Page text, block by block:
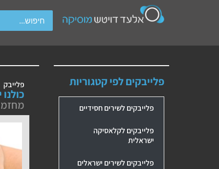
gestures.
פלייבקים לפי קטגוריות
פלייבקים לשירים חסידיים
פלייבקים לקלאסיקה
ישראלית
פלייבקים לשירים ישראלים
פלייבק